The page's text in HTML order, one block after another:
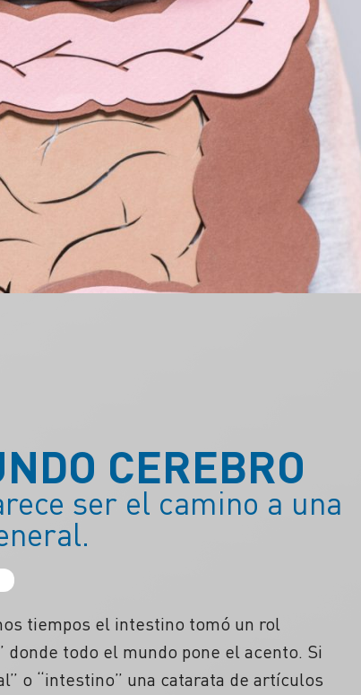
CEREBRO
ser el camino a una
tiempos el intestino tomó un rol
donde todo el mundo pone el acento. Si
o “intestino” una catarata de artículos